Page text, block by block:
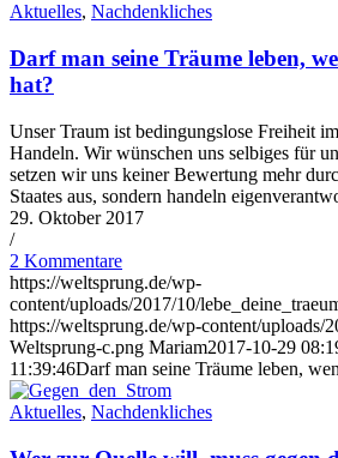
Aktuelles, Nachdenkliches
Darf man seine Träume leben,
hat?
Unser Traum ist bedingungslose Freiheit
Handeln. Wir wünschen uns selbiges für
setzen wir uns keiner Bewertung mehr
Staates aus, sondern handeln
29. Oktober 2017
/
2 Kommentare
https://weltsprung.de/wp-
content/uploads/2017/10/
https://weltsprung.de/wp-content/uploads/
Weltsprung-c.png Mariam2017-10-29
11:39:46Darf man seine Träume leben,
Aktuelles, Nachdenkliches